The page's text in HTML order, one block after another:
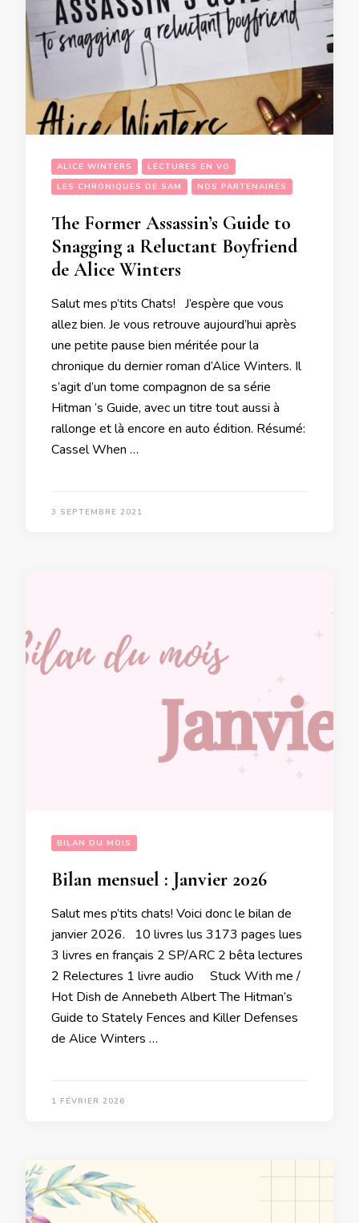
ALICE WINTERS
LECTURES EN VO
LES CHRONIQUES DE SAM
NOS PARTENAIRES
The Former Assassin’s Guide to
Snagging a Reluctant Boyfriend
de Alice Winters
Salut mes p’tits Chats! J’espère que vous
allez bien. Je vous retrouve aujourd’hui après
une petite pause bien méritée pour la
chronique du dernier roman d’Alice Winters. Il
s’agit d’un tome compagnon de sa série
Hitman ‘s Guide, avec un titre tout aussi à
rallonge et là encore en auto édition. Résumé:
Cassel When …
3 SEPTEMBRE 2021
BILAN DU MOIS
Bilan mensuel : Janvier 2026
Salut mes p’tits chats! Voici donc le bilan de
janvier 2026. 10 livres lus 3173 pages lues
3 livres en français 2 SP/ARC 2 bêta lectures
2 Relectures 1 livre audio Stuck With me /
Hot Dish de Annebeth Albert The Hitman’s
Guide to Stately Fences and Killer Defenses
de Alice Winters …
1 FÉVRIER 2026